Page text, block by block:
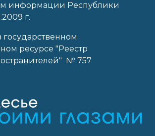
информации Республики
г.
государственном
ресурсе "Реестр
№ 757